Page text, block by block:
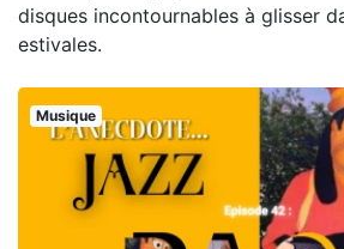
disques incontournables à glisser
estivales.
Musique